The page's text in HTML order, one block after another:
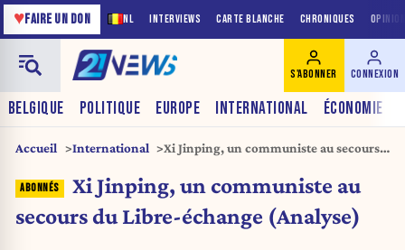
NL INTERVIEWS CARTE BLANCHE CHRONIQUES
♥FAIRE UN DON
BELGIQUE POLITIQUE EUROPE INTERNATIONAL ÉCONOMIE
S'ABONNER CONNEXION
Accueil International
Xi Jinping, un communiste au secours
Xi Jinping, un communiste au
secours du Libre-échange (Analyse)